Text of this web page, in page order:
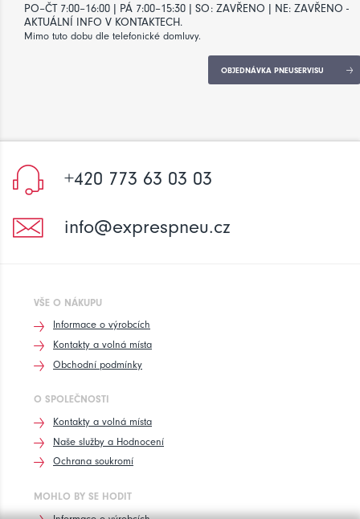
PO–ČT 7:00–16:00 | PÁ 7:00–15:30 | SO: ZAVŘENO | NE: ZAVŘENO -
AKTUÁLNÍ INFO V KONTAKTECH.
Mimo tuto dobu dle telefonické domluvy.
OBJEDNÁVKA PNEUSERVISU
+420 773 63 03 03
info@exprespneu.cz
VŠE O NÁKUPU
Informace o výrobcích
Kontakty a volná místa
Obchodní podmínky
O SPOLEČNOSTI
Kontakty a volná místa
Naše služby a Hodnocení
Ochrana soukromí
MOHLO BY SE HODIT